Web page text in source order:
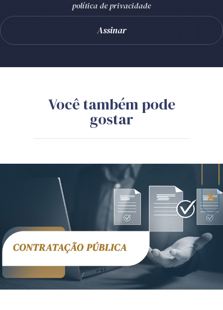
política de privacidade
Você também pode
gostar